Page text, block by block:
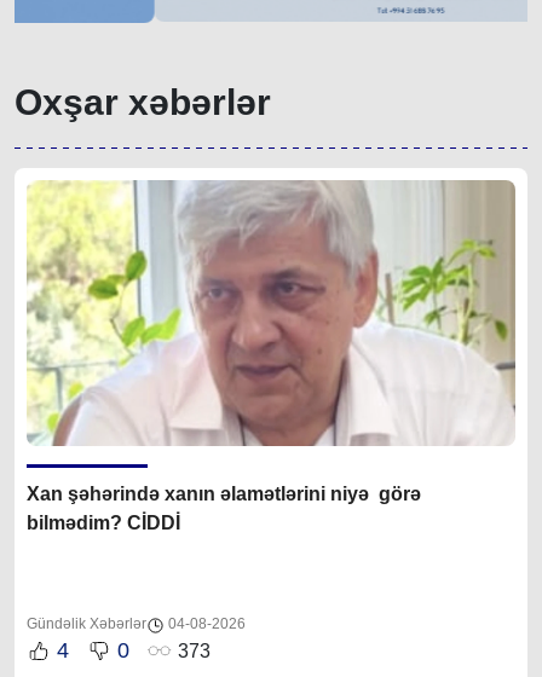
Oxşar xəbərlər
Xan şəhərində xanın əlamətlərini niyə görə
bilmədim? CİDDİ
Gündəlik Xəbərlər 04-08-2026
4 0 373